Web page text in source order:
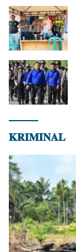
𝐊𝐑𝐈𝐌𝐈𝐍𝐀𝐋